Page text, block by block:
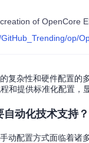
of OpenCore
op/
复杂性和硬件配置
和提供标准化配置，
动化技术支持？
动配置方式面临着